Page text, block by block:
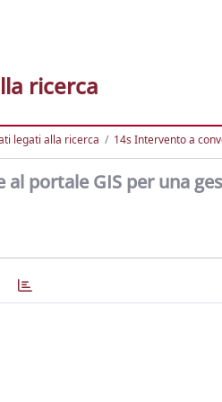
ricerca
legati alla ricerca 14s Intervento a
al portale GIS per una